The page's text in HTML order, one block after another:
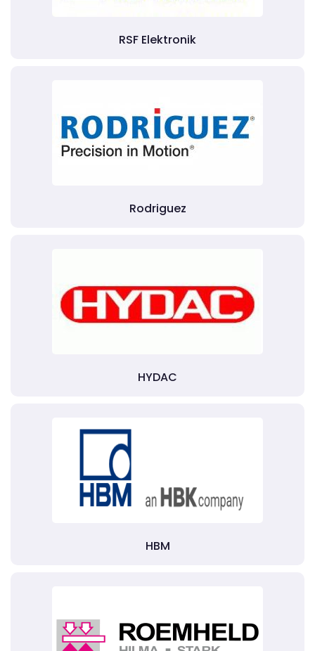
RSF Elektronik
Rodriguez
HYDAC
HBM